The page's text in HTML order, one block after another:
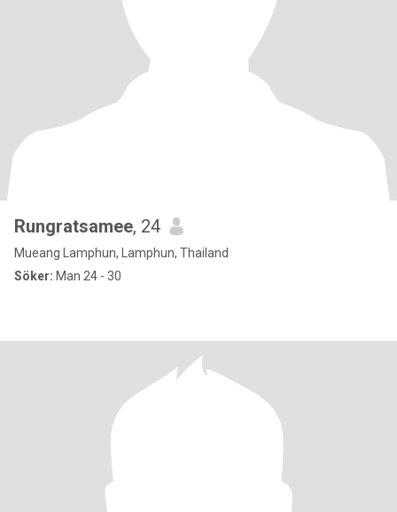
Rungratsamee, 24
Mueang Lamphun, Lamphun, Thailand
Söker: Man 24 - 30